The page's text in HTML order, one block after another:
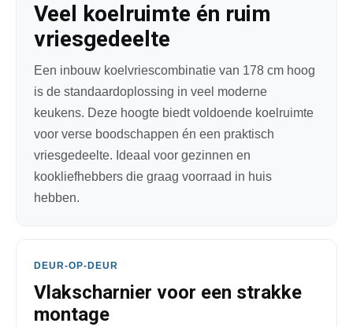
Veel koelruimte én ruim
vriesgedeelte
Een inbouw koelvriescombinatie van 178 cm hoog
is de standaardoplossing in veel moderne
keukens. Deze hoogte biedt voldoende koelruimte
voor verse boodschappen én een praktisch
vriesgedeelte. Ideaal voor gezinnen en
kookliefhebbers die graag voorraad in huis
hebben.
DEUR-OP-DEUR
Vlakscharnier voor een strakke
montage